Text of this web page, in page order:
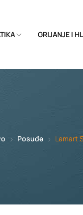
GRIJANJE I
Posuđe Lamart